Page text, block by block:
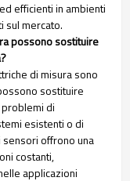
efficienti in ambienti
sul mercato.
possono sostituire
di misura sono
sostituire
di
esistenti o di
offrono una
costanti,
applicazioni